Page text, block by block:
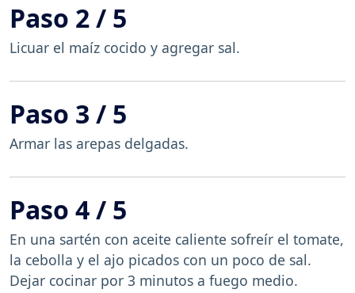
Paso 2 / 5
Licuar el maíz cocido y agregar sal.
Paso 3 / 5
Armar las arepas delgadas.
Paso 4 / 5
En una sartén con aceite caliente sofreír el tomate,
la cebolla y el ajo picados con un poco de sal.
Dejar cocinar por 3 minutos a fuego medio.